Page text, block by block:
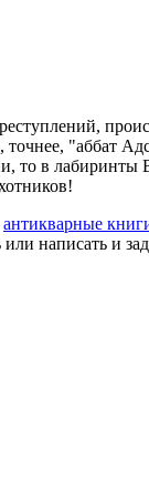
"аббат
то в
антикварные
написать и